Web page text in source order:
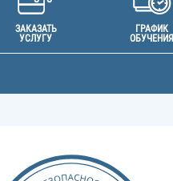
ЗАКАЗАТЬ
УСЛУГУ
ГРАФИК
ОБУЧЕНИЯ